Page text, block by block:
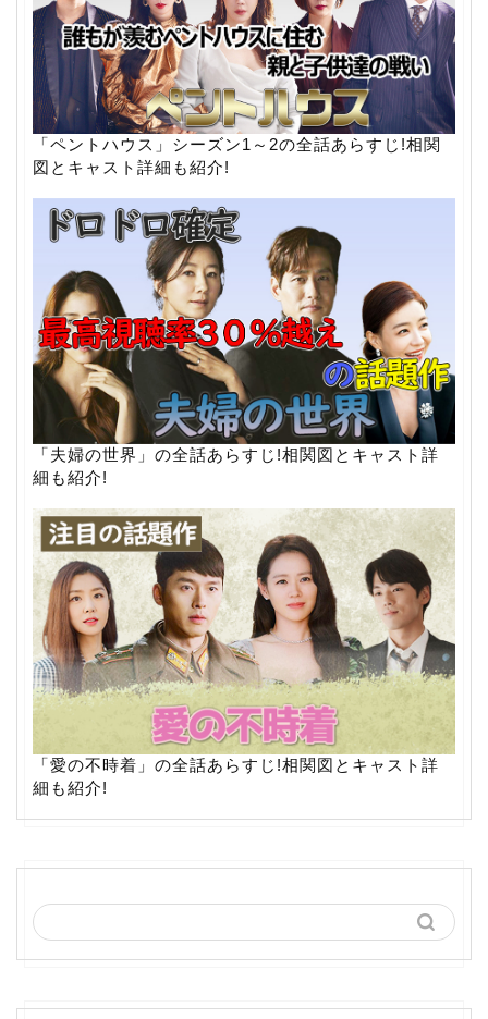
「ペントハウス」シーズン1～2の全話あらすじ!相関
図とキャスト詳細も紹介!
「夫婦の世界」の全話あらすじ!相関図とキャスト詳
細も紹介!
「愛の不時着」の全話あらすじ!相関図とキャスト詳
細も紹介!